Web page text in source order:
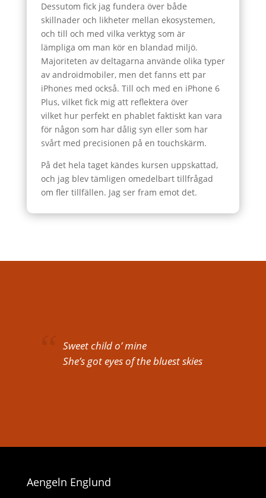
Dessutom fick jag fundera över både
skillnader och likheter mellan ekosystemen,
och till och med vilka verktyg som är
lämpliga om man kör en blandad miljö.
Majoriteten av deltagarna använde olika typer
av androidmobiler, men det fanns ett par
iPhones med också. Till och med en iPhone 6
Plus, vilket fick mig att reflektera över
vilket hur perfekt en phablet faktiskt kan vara
för någon som har dålig syn eller som har
svårt med precisionen på en touchskärm.
På det hela taget kändes kursen uppskattad,
och jag blev tämligen omedelbart tillfrågad
om fler tillfällen. Jag ser fram emot det.
Sweet child o’ mine
She’s got eyes of the bluest skies
Aengeln Englund